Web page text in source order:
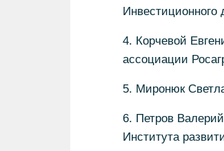
4. Корчевой
ассоциации
5. Миронюк
6. Петров
Института